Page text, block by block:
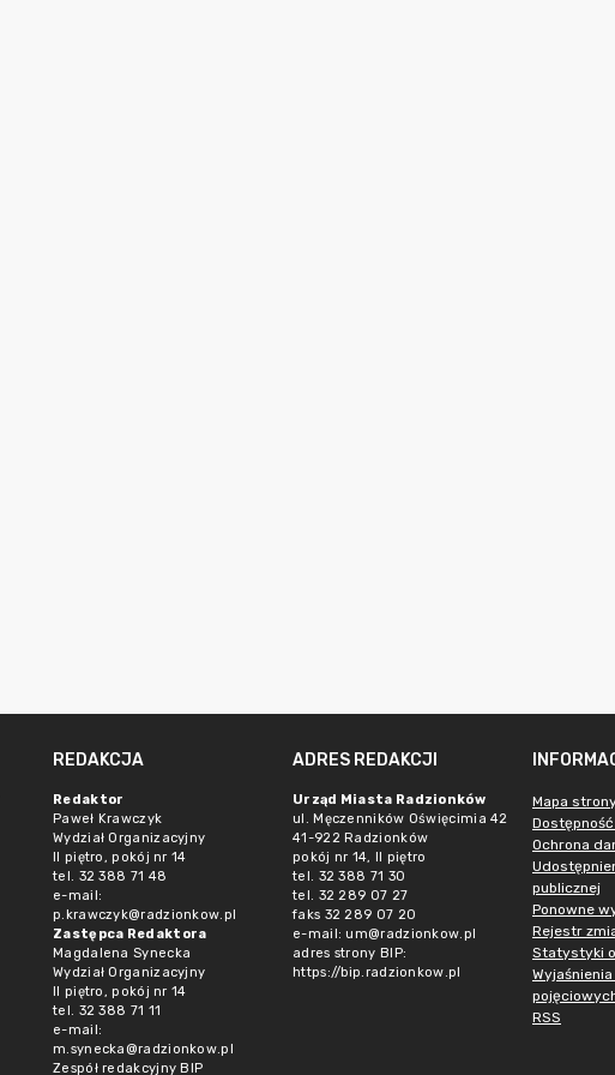
REDAKCJA
Redaktor
Paweł Krawczyk
Wydział Organizacyjny
II piętro, pokój nr 14
tel. 32 388 71 48
e-mail:
p.krawczyk@radzionkow.pl
Zastępca Redaktora
Magdalena Synecka
Wydział Organizacyjny
II piętro, pokój nr 14
tel. 32 388 71 11
e-mail:
m.synecka@radzionkow.pl
Zespół redakcyjny BIP
ADRES REDAKCJI
Urząd Miasta Radzionków
ul. Męczenników Oświęcimia 42
41-922 Radzionków
pokój nr 14, II piętro
tel. 32 388 71 30
tel. 32 289 07 27
faks 32 289 07 20
e-mail: um@radzionkow.pl
adres strony BIP:
https://bip.radzionkow.pl
Mapa
Ochrona
publicznej
Ponowne
Rejestr
Statystyki
RSS